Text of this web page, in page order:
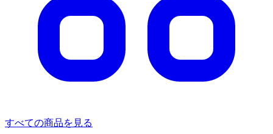
すべての商品を見る